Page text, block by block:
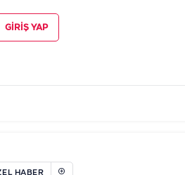
GIRIŞ YAP
HABER